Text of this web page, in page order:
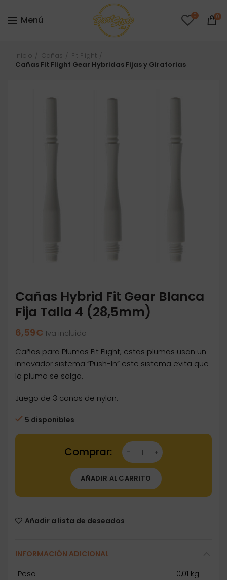
Menú 0 0
Inicio Cañas
Fit Flight
Cañas Fit Flight Gear Hybridas Fijas y Giratorias
Cañas Hybrid Fit Gear Blanca
Fija Talla 4 (28,5mm)
6,59€ Iva incluido
Cañas para Plumas Fit Flight, estas plumas usan un
innovador sistema “Push-In” este sistema evita que
la pluma se salga.
Juego de 3 cañas de nylon.
5 disponibles
Cañas Hybrid Fit Gear Blanca Fija Talla 4
AÑADIR AL CARRITO
Añadir a lista de deseados
INFORMACIÓN ADICIONAL
Peso 0,01 kg